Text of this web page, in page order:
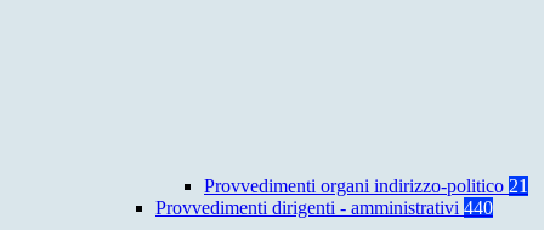
Provvedimenti organi indirizzo-politico 21
Provvedimenti dirigenti - amministrativi 440